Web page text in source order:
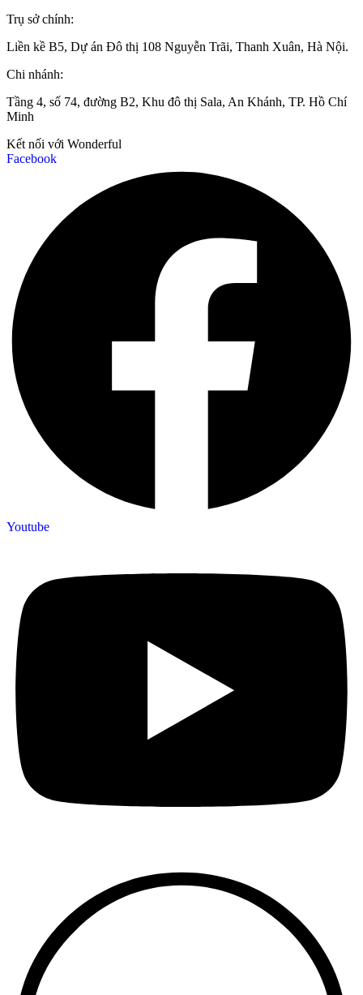
Trụ sở chính:
Liền kề B5, Dự án Đô thị 108 Nguyễn Trãi, Thanh Xuân, Hà Nội.
Chi nhánh:
Tầng 4, số 74, đường B2, Khu đô thị Sala, An Khánh, TP. Hồ Chí
Minh
Kết nối với Wonderful
Facebook
Youtube